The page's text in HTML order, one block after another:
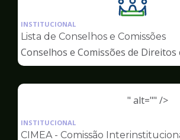
Ilustração
da
pagina
de
Conselhos
INSTITUCIONAL
Lista de Conselhos e Comissões
Conselhos e Comissões de
" alt="" />
Ilustração
pagina
INSTITUCIONAL
CIMEA - Comissão